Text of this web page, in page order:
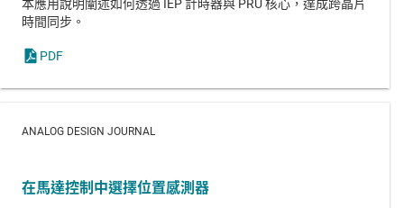
本應用說明闡述如何透過 IEP 計時器與 PRU 核心，達成跨晶片
時間同步。
PDF
ANALOG DESIGN JOURNAL
在馬達控制中選擇位置感測器